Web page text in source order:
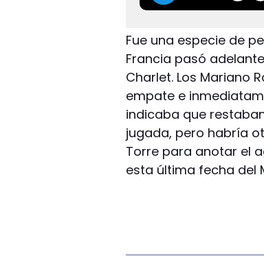
Fue una especie de
Francia pasó
Charlet. Los Mariano
empate e
indicaba que
jugada, pero habría
Torre para anotar el
esta última fecha del